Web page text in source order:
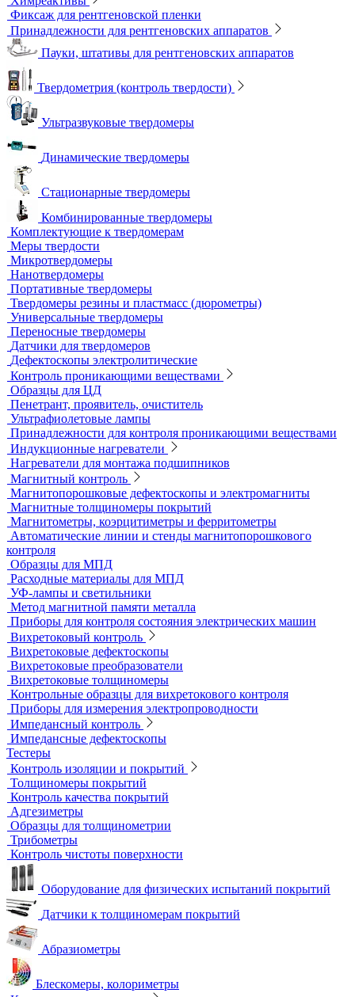
Принадлежности для рентгенографии
Гибкие кассеты для рентгеновской пленки
Литеры маркировочные
Магнитные держатели для рентгеновской пленки
Маркировочные знаки для радиографического контроля
Проволочные эталоны чувствительности
Универсальный шаблон радиографа
Эталоны чувствительности канавочные (ЭЧК)
Резаки
Рентгеновские аппараты постоянного действия
Усиливающие экраны
Химреактивы
Фиксаж для рентгеновской пленки
Принадлежности для рентгеновских аппаратов
Пауки, штативы для рентгеновских аппаратов
Твердометрия (контроль твердости)
Ультразвуковые твердомеры
Динамические твердомеры
Стационарные твердомеры
Комбинированные твердомеры
Комплектующие к твердомерам
Меры твердости
Микротвердомеры
Нанотвердомеры
Портативные твердомеры
Твердомеры резины и пластмасс (дюрометры)
Универсальные твердомеры
Переносные твердомеры
Датчики для твердомеров
Дефектоскопы электролитические
Контроль проникающими веществами
Образцы для ЦД
Пенетрант, проявитель, очиститель
Ультрафиолетовые лампы
Принадлежности для контроля проникающими веществами
Индукционные нагреватели
Нагреватели для монтажа подшипников
Магнитный контроль
Магнитопорошковые дефектоскопы и электромагниты
Магнитные толщиномеры покрытий
Магнитометры, коэрцитиметры и ферритометры
Автоматические линии и стенды магнитопорошкового
контроля
Образцы для МПД
Расходные материалы для МПД
УФ-лампы и светильники
Метод магнитной памяти металла
Приборы для контроля состояния электрических машин
Вихретоковый контроль
Вихретоковые дефектоскопы
Вихретоковые преобразователи
Вихретоковые толщиномеры
Контрольные образцы для вихретокового контроля
Приборы для измерения электропроводности
Импедансный контроль
Импедансные дефектоскопы
Тестеры
Контроль изоляции и покрытий
Толщиномеры покрытий
Контроль качества покрытий
Адгезиметры